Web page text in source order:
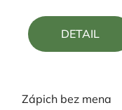
5,0
z
DETAIL
Zápich bez mena